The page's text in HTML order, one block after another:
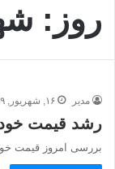
روز:
مدیر ۱۶, شهریور, ۱۳۹۹
رشد قیمت
بررسی امروز قیمت